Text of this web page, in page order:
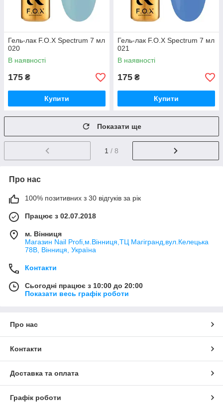
Гель-лак F.O.X Spectrum 7 мл
020
В наявності
175 ₴
Купити
Гель-лак F.O.X Spectrum 7 мл
021
В наявності
175 ₴
Купити
Показати ще
1 / 8
Про нас
100% позитивних з 30 відгуків за рік
Працює з 02.07.2018
м. Вінниця
Магазин Nail Profi,м.Вінниця,ТЦ Магігранд,вул.Келецька
78В, Вінниця, Україна
Контакти
Сьогодні працює з 10:00 до 20:00
Показати весь графік роботи
Про нас
Контакти
Доставка та оплата
Графік роботи